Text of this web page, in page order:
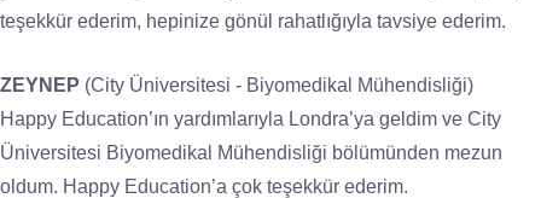
teşekkür ederim, hepinize gönül rahatlığıyla tavsiye ederim.
ZEYNEP (City Üniversitesi - Biyomedikal Mühendisliği)
Happy Education’ın yardımlarıyla Londra’ya geldim ve City
Üniversitesi Biyomedikal Mühendisliği bölümünden mezun
oldum. Happy Education’a çok teşekkür ederim.